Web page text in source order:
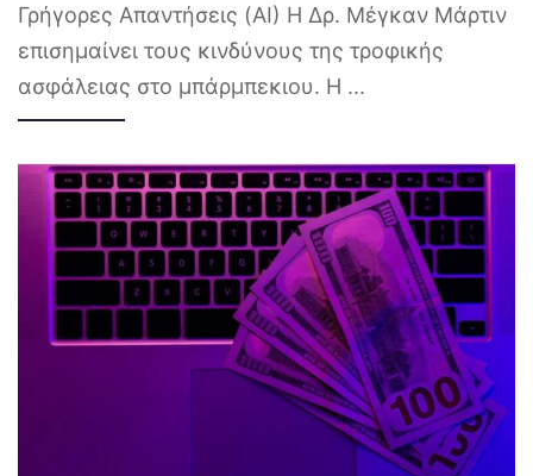
Γρήγορες Απαντήσεις (AI) Η Δρ. Μέγκαν Μάρτιν
επισημαίνει τους κινδύνους της τροφικής
ασφάλειας στο μπάρμπεκιου. Η ...